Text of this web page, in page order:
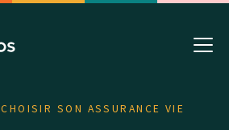
CHOISIR SON ASSURANCE VIE